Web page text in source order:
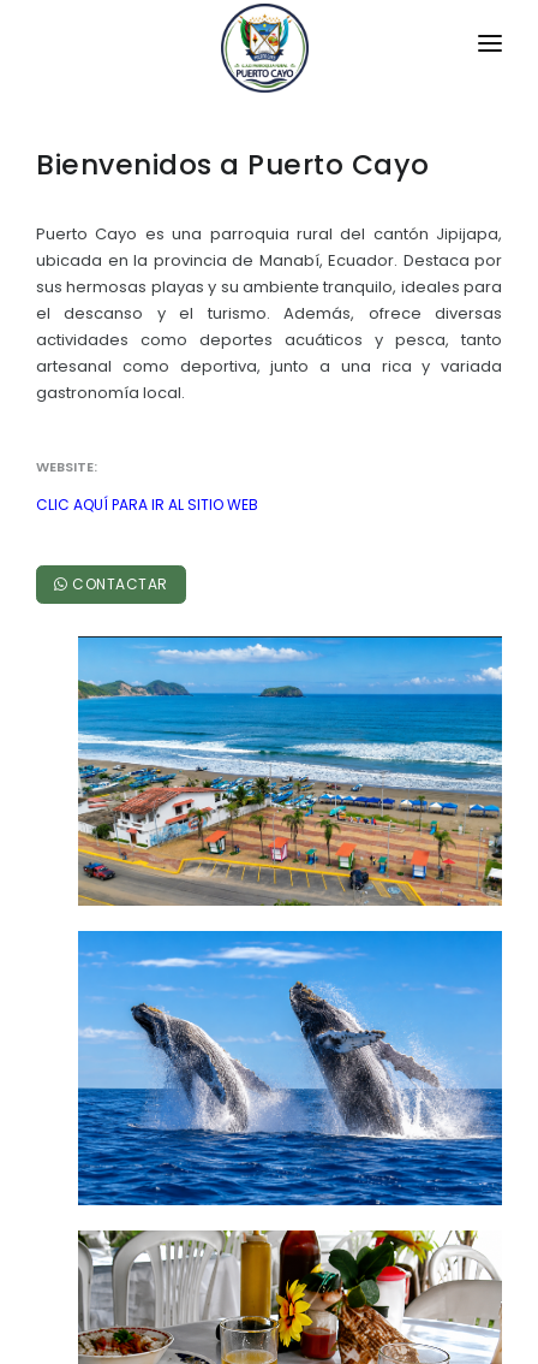
LA PARROQUIA
RESEÑA HISTÓRICA
Historia Antigua
Datos Generales
Símbolos Cívicos
Clima
GAD
TRANSPARENCIA
GESTIÓN Y PRESUPUESTO
GESTIÓN INSTITUCIONAL
Convocatorias
Plan de desarrollo y Ordenamiento Territorial -
Plan Anual Contratación - PAC
Plan Operativo Anual - POA
Convenios Institucionales
PRESUPUESTO: EJECUCIÓN Y REPORTES
Cédulas presupuestarias y balances
Procesos de contratación
Ejecución Presupuestaria
Obras y proyectos
MECANISMOS DE PARTICIPACIÓN
CIUDADANÍA ACTIVA
Solicitud de acceso información pública
Bienvenidos a Puerto Cayo
Puerto Cayo es una parroquia rural del cantón Jipijapa,
ubicada en la provincia de Manabí, Ecuador. Destaca por
sus hermosas playas y su ambiente tranquilo, ideales para
el descanso y el turismo. Además, ofrece diversas
actividades como deportes acuáticos y pesca, tanto
artesanal como deportiva, junto a una rica y variada
gastronomía local.
WEBSITE:
CLIC AQUÍ PARA IR AL SITIO WEB
CONTACTAR